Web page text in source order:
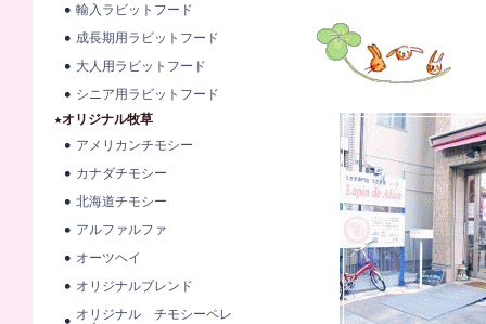
輸入ラビットフード
成長期用ラビットフード
大人用ラビットフード
シニア用ラビットフード
★オリジナル牧草
アメリカンチモシー
カナダチモシー
北海道チモシー
アルファルファ
オーツヘイ
オリジナルブレンド
オリジナル チモシーペレ